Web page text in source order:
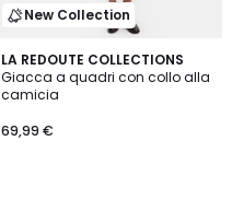
New Collection
LA REDOUTE COLLECTIONS
Giacca a quadri con collo alla
camicia
69,99 €